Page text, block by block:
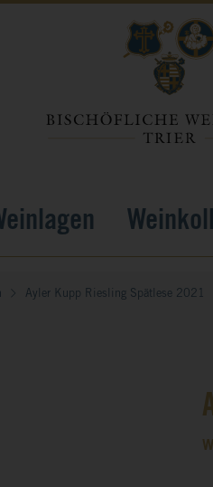
Ayler Kupp Riesling Spätlese 2021